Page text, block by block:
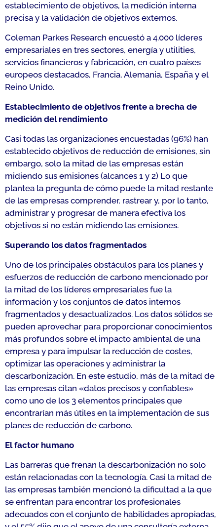
establecimiento de objetivos, la medición interna
precisa y la validación de objetivos externos.
Coleman Parkes Research encuestó a 4.000 líderes
empresariales en tres sectores, energía y utilities,
servicios financieros y fabricación, en cuatro países
europeos destacados, Francia, Alemania, España y el
Reino Unido.
Establecimiento de objetivos frente a brecha de
medición del rendimiento
Casi todas las organizaciones encuestadas (96%) han
establecido objetivos de reducción de emisiones, sin
embargo, solo la mitad de las empresas están
midiendo sus emisiones (alcances 1 y 2) Lo que
plantea la pregunta de cómo puede la mitad restante
de las empresas comprender, rastrear y, por lo tanto,
administrar y progresar de manera efectiva los
objetivos si no están midiendo las emisiones.
Superando los datos fragmentados
Uno de los principales obstáculos para los planes y
esfuerzos de reducción de carbono mencionado por
la mitad de los líderes empresariales fue la
información y los conjuntos de datos internos
fragmentados y desactualizados. Los datos sólidos se
pueden aprovechar para proporcionar conocimientos
más profundos sobre el impacto ambiental de una
empresa y para impulsar la reducción de costes,
optimizar las operaciones y administrar la
descarbonización. En este estudio, más de la mitad de
las empresas citan «datos precisos y confiables»
como uno de los 3 elementos principales que
encontrarían más útiles en la implementación de sus
planes de reducción de carbono.
El factor humano
Las barreras que frenan la descarbonización no solo
están relacionadas con la tecnología. Casi la mitad de
las empresas también mencionó la dificultad a la que
se enfrentan para encontrar los profesionales
adecuados con el conjunto de habilidades apropiadas,